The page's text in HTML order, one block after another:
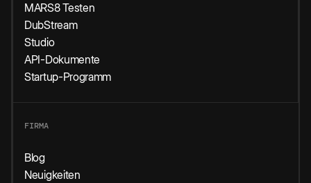
MARS8 Testen
DubStream
Studio
API-Dokumente
Startup-Programm
FIRMA
Blog
Neuigkeiten